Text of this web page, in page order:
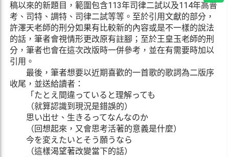
稿以來的新題目，範圍包含113年司律二試以及114年高普
考、司特、調特、司律二試等等。至於引用文獻的部分，
許澤天老師的刑分如果有比較新的內容或是不一樣的說法
的話，筆者會視情形更改原有註腳；至於王皇玉老師的刑
分，筆者也會在這次改版時一併參考，並在有需要時加以
引用。
最後，筆者想要以近期喜歡的一首歌的歌詞為二版序
收尾，並送給讀者：
「たとえ間違っていると理解っても
（就算認識到現況是錯誤的）
思い出せ、生きるってなんなのか
（回想起來，又會思考活著的意義是什麼）
今を変えたいとそう願うなら
（這樣渴望著改變當下的話）